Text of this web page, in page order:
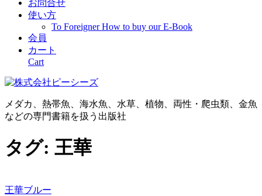
お問合せ
使い方
To Foreigner How to buy our E-Book
会員
カート
Cart
メダカ、熱帯魚、海水魚、水草、植物、両性・爬虫類、金魚
などの専門書籍を扱う出版社
タグ: 王華
王華ブルー